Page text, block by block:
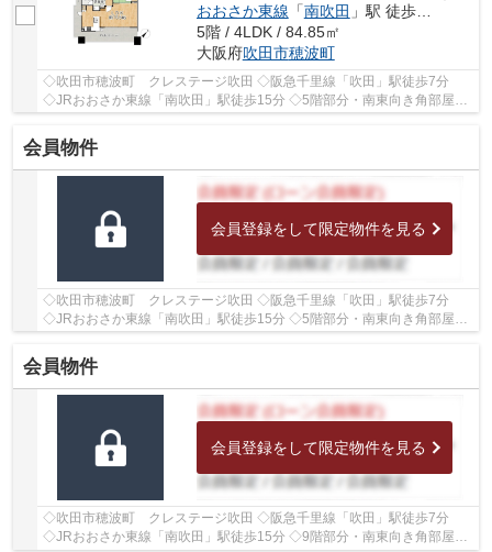
おおさか東線 「南吹田 」駅 徒歩15分
5階 / 4LDK / 84.85㎡
大阪府吹田市穂波町
◇吹田市穂波町 クレステージ吹田 ◇阪急千里線「吹田」駅徒歩7分
◇JRおおさか東線「南吹田」駅徒歩15分 ◇5階部分・南東向き角部屋の
会員物件
会員登録をして限定物件を見る
◇吹田市穂波町 クレステージ吹田 ◇阪急千里線「吹田」駅徒歩7分
◇JRおおさか東線「南吹田」駅徒歩15分 ◇5階部分・南東向き角部屋の
ため、陽当たり・通風良好♪ ◇専有面積82.26㎡の4LDK...
会員物件
会員登録をして限定物件を見る
◇吹田市穂波町 クレステージ吹田 ◇阪急千里線「吹田」駅徒歩7分
◇JRおおさか東線「南吹田」駅徒歩15分 ◇9階部分・南東向き角部屋の